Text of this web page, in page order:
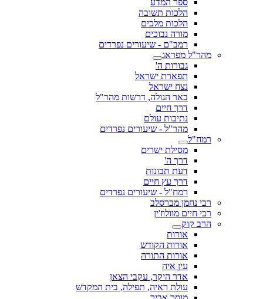
ספר המדע
הלכות תשובה
הלכות מלכים
מורה נבוכים
רמב"ם - שיעורים נפרדים
מהר"ל מפראג
גבורות ה'
תפארת ישראל
נצח ישראל
באר הגולה, דרשות מהר"ל
דרך חיים
נתיבות עולם
מהר"ל - שיעורים נפרדים
רמח"ל
מסילת ישרים
דרך ה'
דעת תבונות
דרך עץ חיים
רמח"ל - שיעורים נפרדים
רבי נחמן מברסלב
רבי חיים מוולוז'ין
הרב קוק
אורות
אורות הקודש
אורות התורה
עין איה
אדר היקר, עקבי הצאן
עולת ראיה, תפילה, בית המקדש